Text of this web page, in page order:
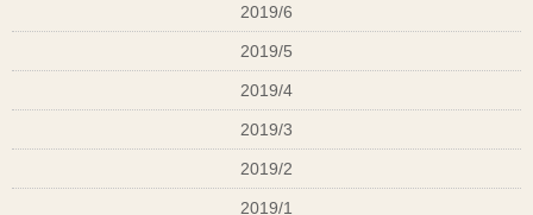
2019/6
2019/5
2019/4
2019/3
2019/2
2019/1